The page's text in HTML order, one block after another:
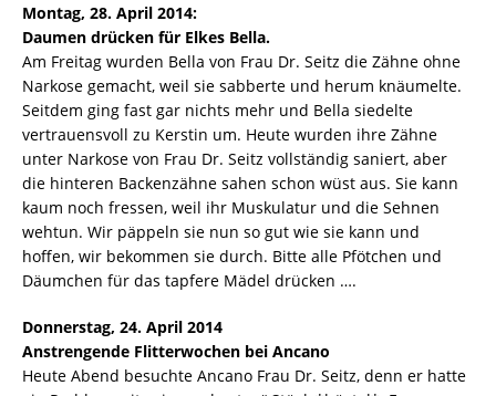
Montag, 28. April 2014:
Daumen drücken für Elkes Bella.
Am Freitag wurden Bella von Frau Dr. Seitz die Zähne ohne
Narkose gemacht, weil sie sabberte und herum knäumelte.
Seitdem ging fast gar nichts mehr und Bella siedelte
vertrauensvoll zu Kerstin um. Heute wurden ihre Zähne
unter Narkose von Frau Dr. Seitz vollständig saniert, aber
die hinteren Backenzähne sahen schon wüst aus. Sie kann
kaum noch fressen, weil ihr Muskulatur und die Sehnen
wehtun. Wir päppeln sie nun so gut wie sie kann und
hoffen, wir bekommen sie durch. Bitte alle Pfötchen und
Däumchen für das tapfere Mädel drücken ….
Donnerstag, 24. April 2014
Anstrengende Flitterwochen bei Ancano
Heute Abend besuchte Ancano Frau Dr. Seitz, denn er hatte